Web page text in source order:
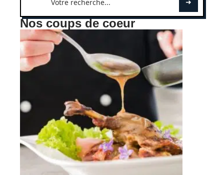
Nos coups de coeur